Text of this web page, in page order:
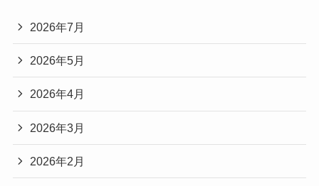
2026年7月
2026年5月
2026年4月
2026年3月
2026年2月